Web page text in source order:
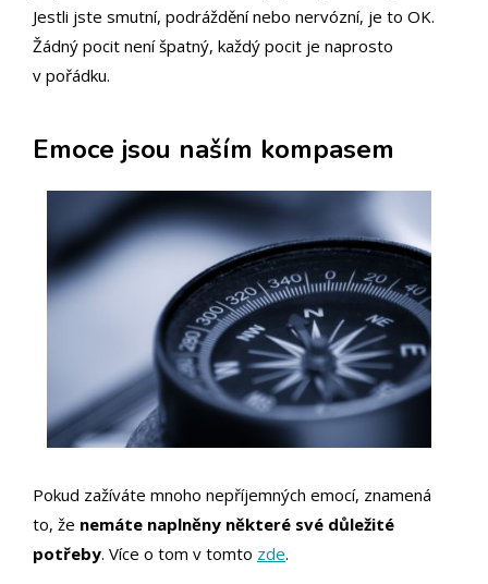
Jestli jste smutní, podráždění nebo nervózní, je to OK.
Žádný pocit není špatný, každý pocit je naprosto
v pořádku.
Emoce jsou naším kompasem
Pokud zažíváte mnoho nepříjemných emocí, znamená
to, že nemáte naplněny některé své důležité
potřeby. Více o tom v tomto zde.